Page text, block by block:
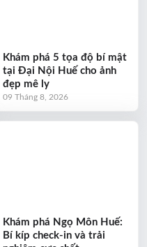
Khám phá 5 tọa độ bí mật
tại Đại Nội Huế cho ảnh
đẹp mê ly
09 Tháng 8, 2026
Khám phá Ngọ Môn Huế:
Bí kíp check-in và trải